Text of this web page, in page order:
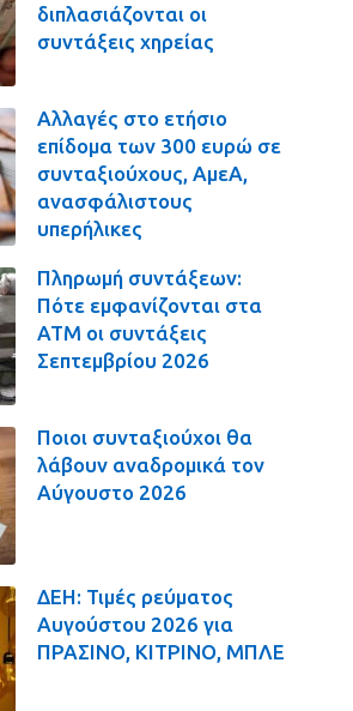
διπλασιάζονται οι
συντάξεις χηρείας
Αλλαγές στο ετήσιο
επίδομα των 300 ευρώ σε
συνταξιούχους, ΑμεΑ,
ανασφάλιστους
υπερήλικες
Πληρωμή συντάξεων:
Πότε εμφανίζονται στα
ΑΤΜ οι συντάξεις
Σεπτεμβρίου 2026
Ποιοι συνταξιούχοι θα
λάβουν αναδρομικά τον
Αύγουστο 2026
ΔΕΗ: Τιμές ρεύματος
Αυγούστου 2026 για
ΠΡΑΣΙΝΟ, ΚΙΤΡΙΝΟ, ΜΠΛΕ